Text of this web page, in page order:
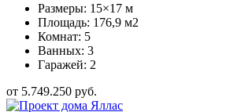
Размеры: 15×17 м
Площадь: 176,9 м2
Комнат: 5
Ванных: 3
Гаражей: 2
от 5.749.250 руб.